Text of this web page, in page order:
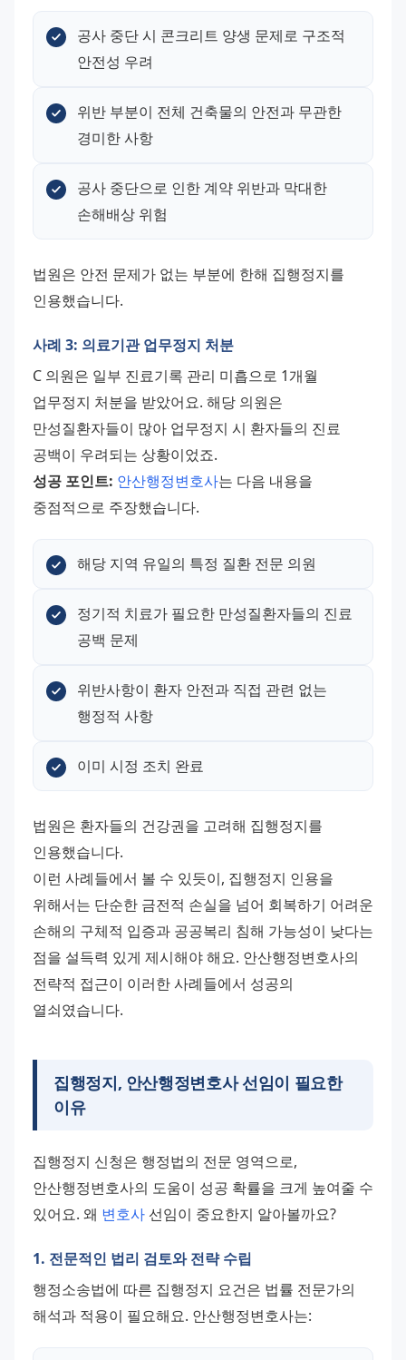
공사 중단 시 콘크리트 양생 문제로 구조적
안전성 우려
위반 부분이 전체 건축물의 안전과 무관한
경미한 사항
공사 중단으로 인한 계약 위반과 막대한
손해배상 위험
법원은 안전 문제가 없는 부분에 한해 집행정지를
인용했습니다.
사례 3: 의료기관 업무정지 처분
C 의원은 일부 진료기록 관리 미흡으로 1개월
업무정지 처분을 받았어요. 해당 의원은
만성질환자들이 많아 업무정지 시 환자들의 진료
공백이 우려되는 상황이었죠.
성공 포인트: 안산행정변호사는 다음 내용을
중점적으로 주장했습니다.
해당 지역 유일의 특정 질환 전문 의원
정기적 치료가 필요한 만성질환자들의 진료
공백 문제
위반사항이 환자 안전과 직접 관련 없는
행정적 사항
이미 시정 조치 완료
법원은 환자들의 건강권을 고려해 집행정지를
인용했습니다.
이런 사례들에서 볼 수 있듯이, 집행정지 인용을
위해서는 단순한 금전적 손실을 넘어 회복하기 어려운
손해의 구체적 입증과 공공복리 침해 가능성이 낮다는
점을 설득력 있게 제시해야 해요. 안산행정변호사의
전략적 접근이 이러한 사례들에서 성공의
열쇠였습니다.
집행정지, 안산행정변호사 선임이 필요한
이유
집행정지 신청은 행정법의 전문 영역으로,
안산행정변호사의 도움이 성공 확률을 크게 높여줄 수
있어요. 왜 변호사 선임이 중요한지 알아볼까요?
1. 전문적인 법리 검토와 전략 수립
행정소송법에 따른 집행정지 요건은 법률 전문가의
해석과 적용이 필요해요. 안산행정변호사는: